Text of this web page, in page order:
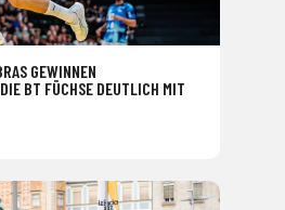
GEWINNEN
BT FÜCHSE DEUTLICH MIT